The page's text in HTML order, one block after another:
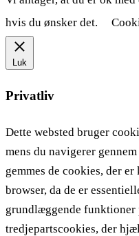
hvis du ønsker det.
Luk
Privatliv
Dette websted bruger
mens du navigerer
gemmes de cookies, der
browser, da de er
grundlæggende funktioner
tredjepartscookies, der